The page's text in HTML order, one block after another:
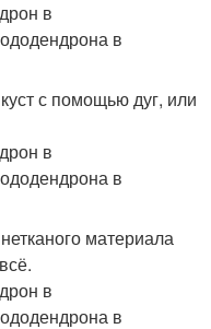
с помощью дуг, или
материала